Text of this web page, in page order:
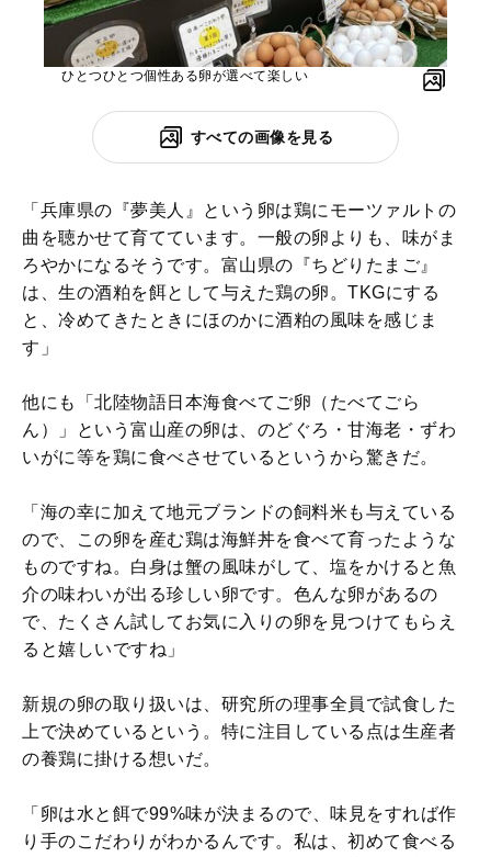
ひとつひとつ個性ある卵が選べて楽しい
すべての画像を見る
「兵庫県の『夢美人』という卵は鶏にモーツァルトの
曲を聴かせて育てています。一般の卵よりも、味がま
ろやかになるそうです。富山県の『ちどりたまご』
は、生の酒粕を餌として与えた鶏の卵。TKGにする
と、冷めてきたときにほのかに酒粕の風味を感じま
す」
他にも「北陸物語日本海食べてご卵（たべてごら
ん）」という富山産の卵は、のどぐろ・甘海老・ずわ
いがに等を鶏に食べさせているというから驚きだ。
「海の幸に加えて地元ブランドの飼料米も与えている
ので、この卵を産む鶏は海鮮丼を食べて育ったような
ものですね。白身は蟹の風味がして、塩をかけると魚
介の味わいが出る珍しい卵です。色んな卵があるの
で、たくさん試してお気に入りの卵を見つけてもらえ
ると嬉しいですね」
新規の卵の取り扱いは、研究所の理事全員で試食した
上で決めているという。特に注目している点は生産者
の養鶏に掛ける想いだ。
「卵は水と餌で99%味が決まるので、味見をすれば作
り手のこだわりがわかるんです。私は、初めて食べる